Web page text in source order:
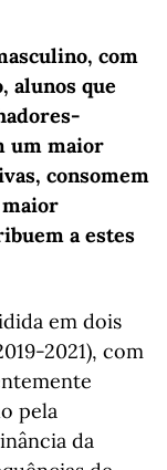
com
alunos que
um maior
consomem
a estes
em dois
2021), com
pela
da